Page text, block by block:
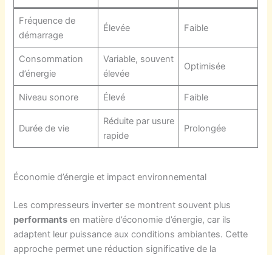
Fréquence de
démarrage
Élevée Faible
Consommation
d’énergie
Variable, souvent
élevée
Optimisée
Niveau sonore Élevé Faible
Durée de vie
Réduite par usure
rapide
Prolongée
Économie d’énergie et impact environnemental
Les compresseurs inverter se montrent souvent plus
performants en matière d’économie d’énergie, car ils
adaptent leur puissance aux conditions ambiantes. Cette
approche permet une réduction significative de la